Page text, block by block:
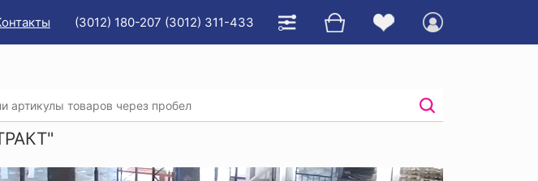
(3012) 180-207 (3012) 311-433